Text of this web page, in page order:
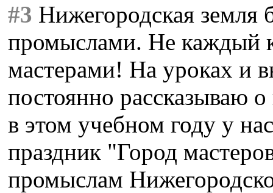
#3 Нижегородская земля
промыслами. Не каждый
мастерами! На уроках и
постоянно рассказываю
в этом учебном году у
праздник "Город
промыслам